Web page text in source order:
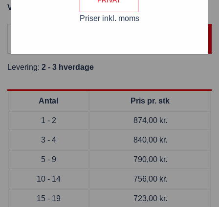
Varenummer: WBNGB90x60
Levering: 2 - 3 hverdage
Antal Pris pr. stk
1 - 2 874,00 kr.
3 - 4 840,00 kr.
5 - 9 790,00 kr.
10 - 14 756,00 kr.
15 - 19 723,00 kr.
Priser inkl. moms